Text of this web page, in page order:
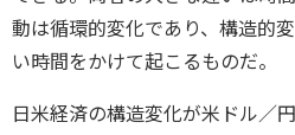
動は循環的変化であり、構造的
い時間をかけて起こるものだ。
日米経済の構造変化が米ドル／